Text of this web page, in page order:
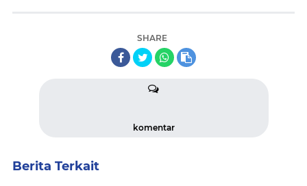
SHARE
komentar
Berita Terkait